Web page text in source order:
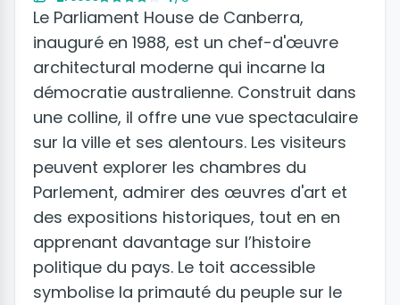
Le Parliament House de Canberra,
inauguré en 1988, est un chef-d'œuvre
architectural moderne qui incarne la
démocratie australienne. Construit dans
une colline, il offre une vue spectaculaire
sur la ville et ses alentours. Les visiteurs
peuvent explorer les chambres du
Parlement, admirer des œuvres d'art et
des expositions historiques, tout en en
apprenant davantage sur l’histoire
politique du pays. Le toit accessible
symbolise la primauté du peuple sur le